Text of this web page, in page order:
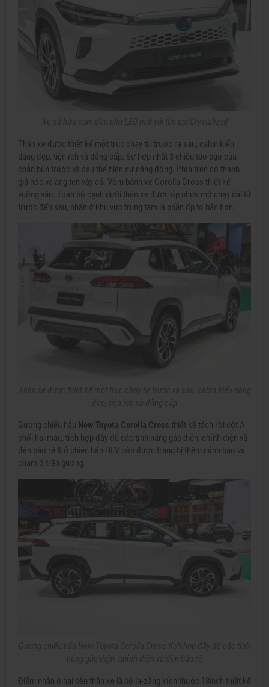
Thân xe được thiết kế một trục chạy từ trước ra sau, cabin kiểu
dáng đẹp, tiện ích và đẳng cấp. Sự hợp nhất 3 chiều táo bạo của
chắn bùn trước và sau thể hiện sự năng động. Phía trên có thanh
giá nóc và ăng ten vây cá. Vòm bánh xe Corolla Cross thiết kế
vuông vắn. Toàn bộ cạnh dưới thân xe được ốp nhựa mờ chạy dài từ
trước đến sau, nhấn ở khu vực trung tâm là phần ốp to bản hơn.
Gương chiếu hậu New Toyota Corolla Cross thiết kế tách rời cột A
phối hai màu, tích hợp đầy đủ các tính năng gập điện, chỉnh điện và
đèn báo rẽ & ở phiên bản HEV còn được trang bị thêm cảnh báo va
chạm ở trên gương.
Điểm nhấn ở hai bên thân xe là bộ la-zăng kích thước 18inch thiết kế